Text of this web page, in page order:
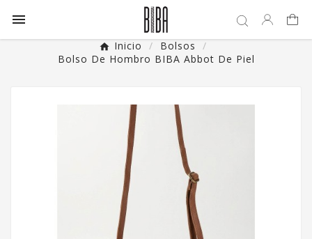

Inicio
Bolsos
Bolso De Hombro BIBA Abbot De Piel